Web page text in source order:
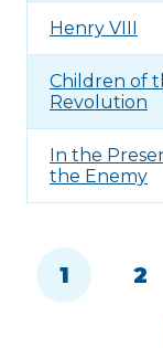
Henry VIII
Children of
Revolution
In the
the Enemy
1 2